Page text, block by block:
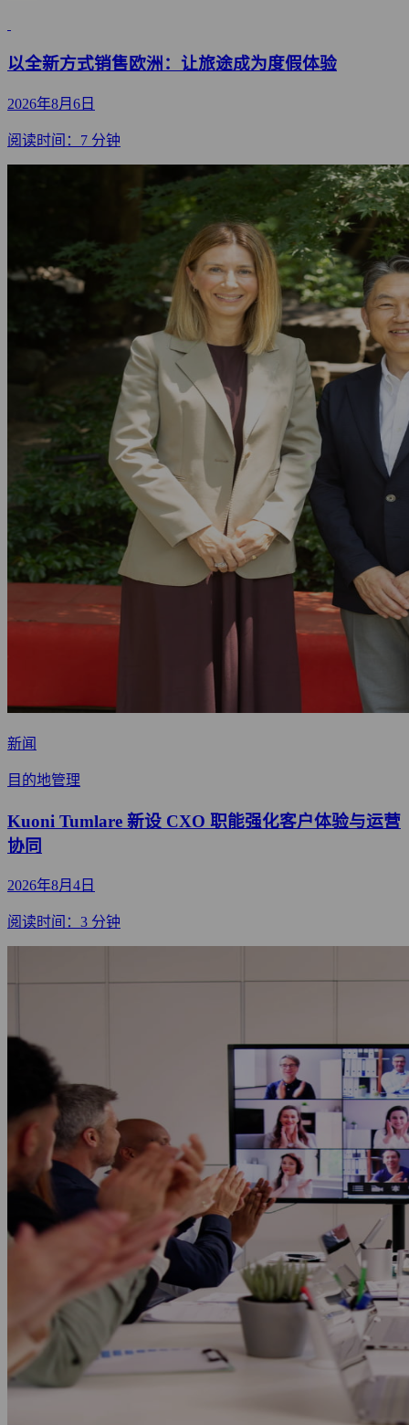
以全新方式销售欧洲：让旅途成为度假体验
2026年8月6日
阅读时间：7 分钟
新闻
目的地管理
Kuoni Tumlare 新设 CXO 职能强化客户体验与运营
协同
2026年8月4日
阅读时间：3 分钟